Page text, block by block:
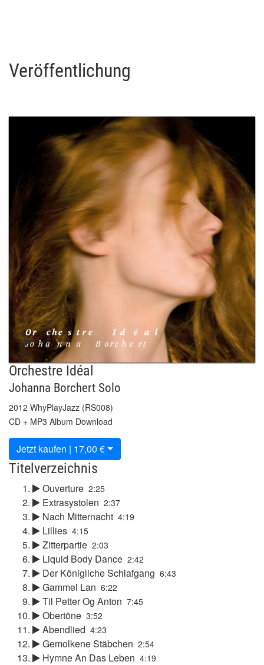
Veröffentlichung
Orchestre Idéal
Johanna Borchert Solo
2012 WhyPlayJazz (RS008)
CD + MP3 Album Download
Jetzt kaufen | 17,00 €
Titelverzeichnis
Ouverture 2:25
Extrasystolen 2:37
Nach Mitternacht 4:19
Lillies 4:15
Zitterpartie 2:03
Liquid Body Dance 2:42
Der Königliche Schlafgang 6:43
Gammel Lan 6:22
Til Petter Og Anton 7:45
Obertöne 3:52
Abendlied 4:23
Gemolkene Stäbchen 2:54
Hymne An Das Leben 4:19